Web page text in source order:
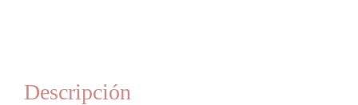
Descripción